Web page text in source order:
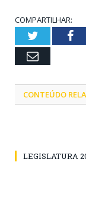
COMPARTILHAR:
Twitter
Email
CONTEÚDO
LEGISLATURA